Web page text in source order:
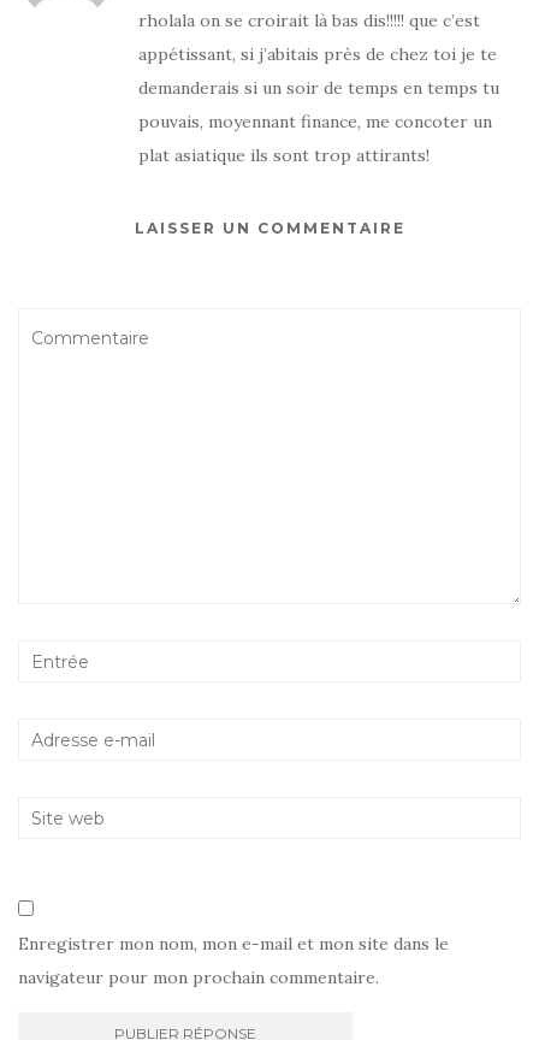
rholala on se croirait là bas dis!!!!! que c’est
appétissant, si j’abitais près de chez toi je te
demanderais si un soir de temps en temps tu
pouvais, moyennant finance, me concoter un
plat asiatique ils sont trop attirants!
LAISSER UN COMMENTAIRE
Enregistrer mon nom, mon e-mail et mon site dans le
navigateur pour mon prochain commentaire.